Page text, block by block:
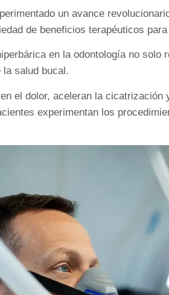
un avance
de beneficios terapéuticos
en la odontología no
la salud bucal.
el dolor, aceleran la
experimentan los